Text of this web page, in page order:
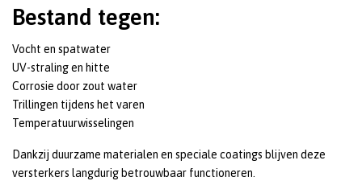
Bestand tegen:
Vocht en spatwater
UV-straling en hitte
Corrosie door zout water
Trillingen tijdens het varen
Temperatuurwisselingen
Dankzij duurzame materialen en speciale coatings blijven deze
versterkers langdurig betrouwbaar functioneren.